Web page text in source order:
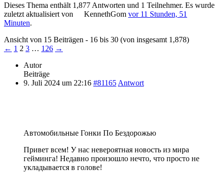
Dieses Thema enthält 1,877 Antworten und 1 Teilnehmer. Es wurde
zuletzt aktualisiert von
KennethGom vor 11 Stunden, 51
Minuten.
Ansicht von 15 Beiträgen - 16 bis 30 (von insgesamt 1,878)
← 1 2 3 … 126 →
Autor
Beiträge
9. Juli 2024 um 22:16 #81165 Antwort
Автомобильные Гонки По Бездорожью
Привет всем! У нас невероятная новость из мира
гейминга! Недавно произошло нечто, что просто не
укладывается в голове!